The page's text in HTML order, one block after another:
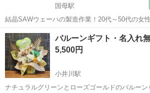
国母駅
結晶SAWウェーハの製造作業！20代～50代の女
120日＆土日祝休み！クリーンルーム内でのお仕
◎正社員登用制度あり！マイカー通勤可！《山梨
人気の工場のお仕事 ◇結晶...
山梨 国母駅
バルーンギフト・名入れ
5,500円
小井川駅
ナチュラルグリーンとローズゴールドのバルー